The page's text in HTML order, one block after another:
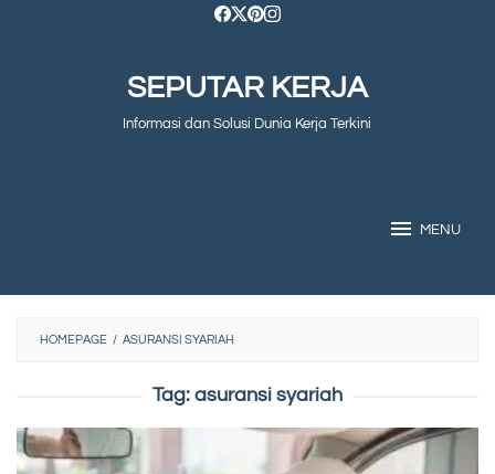
SEPUTAR KERJA
Informasi dan Solusi Dunia Kerja Terkini
MENU
HOMEPAGE / ASURANSI SYARIAH
Tag: asuransi syariah